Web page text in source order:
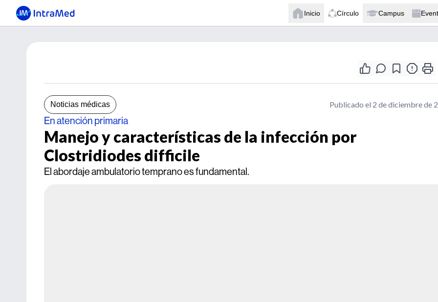
Inicio Círculo Campus
Noticias médicas Publicado el 2 de diciembre de
En atención primaria
Manejo y características de la infección por
Clostridiodes difficile
El abordaje ambulatorio temprano es fundamental.